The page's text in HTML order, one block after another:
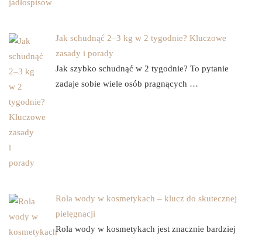
Jak schudnąć 2–3 kg w 2 tygodnie? Kluczowe
zasady i porady
Jak szybko schudnąć w 2 tygodnie? To pytanie
zadaje sobie wiele osób pragnących …
Rola wody w kosmetykach – klucz do skutecznej
pielęgnacji
Rola wody w kosmetykach jest znacznie bardziej